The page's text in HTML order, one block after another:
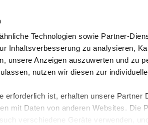
Technologien sowie Partner-
Inhaltsverbesserung zu analysieren,
unsere Anzeigen auszuwerten und zu
nutzen wir diesen zur
erforderlich ist, erhalten unsere Partner
mit Daten von anderen Websites. Die
verschiedene Geräte verwenden,
& Angebote Presse & Themen